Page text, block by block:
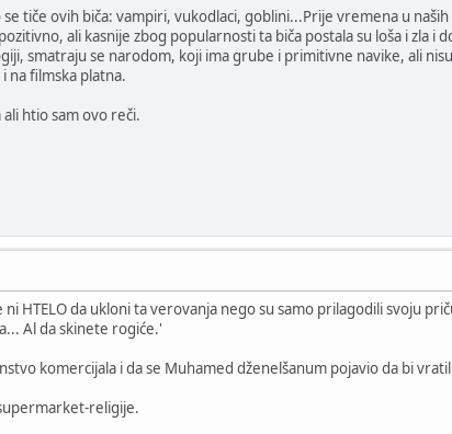
se tiče ovih biča: vampiri, vukodlaci, goblini...Prije vremena u
ali kasnije zbog popularnosti ta biča postala su loša i zla i
smatraju se narodom, koji ima grube i primitivne navike, ali
na filmska platna.
htio sam ovo reči.
HTELO da ukloni ta verovanja nego su samo prilagodili svoju
Al da skinete rogiće.'
komercijala i da se Muhamed dženelšanum pojavio da bi
religije.